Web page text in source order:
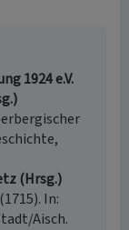
1924 e.V.
(Hrsg.)
In:
Aisch.